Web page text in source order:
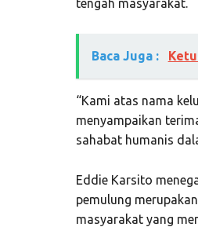
tengah masyarakat.
Baca Juga :
“Kami atas nama
menyampaikan
sahabat humanis
Eddie Karsito
pemulung
masyarakat yang